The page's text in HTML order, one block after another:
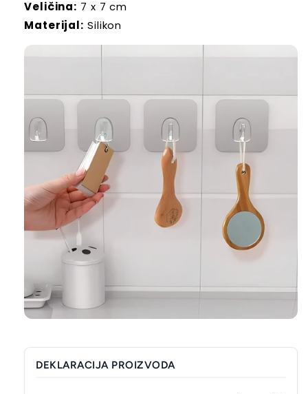
Veličina: 7 x 7 cm
Materijal: Silikon
DEKLARACIJA PROIZVODA